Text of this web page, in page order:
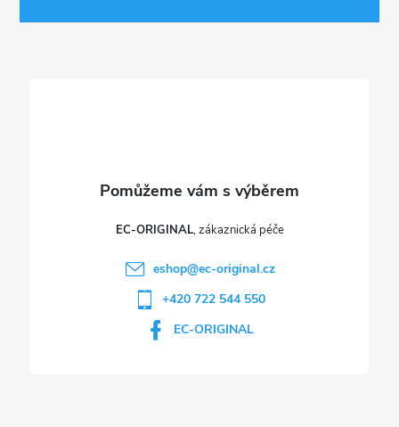
EC-ORIGINAL
eshop@ec-original.cz
+420 722 544 550
EC-ORIGINAL